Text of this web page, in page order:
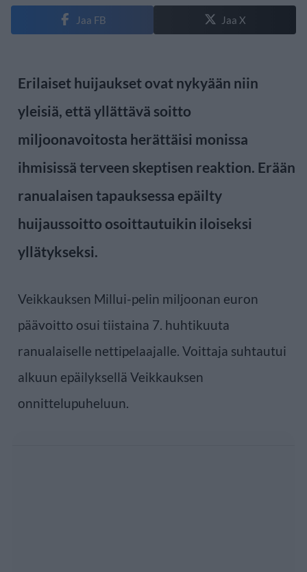
Jaa FB Jaa X
Erilaiset huijaukset ovat nykyään niin
yleisiä, että yllättävä soitto
miljoonavoitosta herättäisi monissa
ihmisissä terveen skeptisen reaktion. Erään
ranualaisen tapauksessa epäilty
huijaussoitto osoittautuikin iloiseksi
yllätykseksi.
Veikkauksen Millui-pelin miljoonan euron
päävoitto osui tiistaina 7. huhtikuuta
ranualaiselle nettipelaajalle. Voittaja suhtautui
alkuun epäilyksellä Veikkauksen
onnittelupuheluun.